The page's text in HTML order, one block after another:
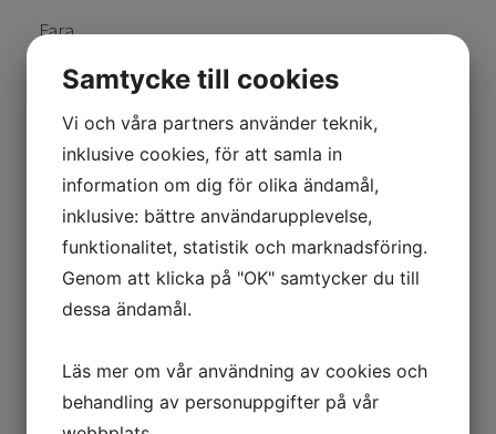
Fara
Kan vara dödligt vid förtäring om det kommer ner i
luftvägarna. Upprepad kontakt kan ge torr hud
eller hudsprickor.
Säkerhetsdatablad
Produktblad
Välj storlek
Artikelnummer:1201203
Pris:
Samtycke till cookies
Vi och våra partners använder teknik,
inklusive cookies, för att samla in
information om dig för olika ändamål,
inklusive: bättre användarupplevelse,
funktionalitet, statistik och marknadsföring.
Genom att klicka på "OK" samtycker du till
dessa ändamål.
Läs mer om vår användning av cookies och
behandling av personuppgifter på vår